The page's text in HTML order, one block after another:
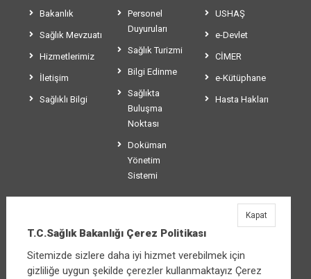
Bakanlık
Sağlık Mevzuatı
Hizmetlerimiz
İletişim
Sağlıklı Bilgi
Personel
Duyuruları
Sağlık Turizmi
Bilgi Edinme
Sağlıkta
Buluşma
Noktası
Doküman
Yönetim
Sistemi
USHAŞ
e-Devlet
CİMER
e-Kütüphane
Hasta Hakları
T.C.Sağlık Bakanlığı
Üniversiteler Mahallesi Şehit Mehmet Bayraktar
Caddesi No:3 Çankaya/Ankara
T.C.Sağlık Bakanlığı Çerez Politikası
Sitemizde sizlere daha iyi hizmet verebilmek için
gizliliğe uygun şekilde çerezler kullanmaktayız Çerez
Kapat